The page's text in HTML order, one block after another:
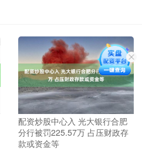
配资炒股中心入 光大银行合肥
分行被罚225.57万 占压财政存
款或资金等